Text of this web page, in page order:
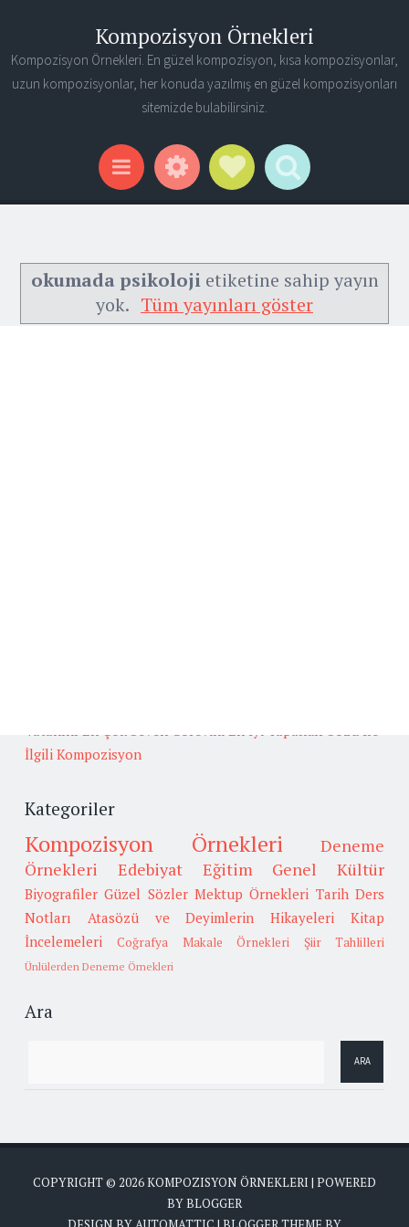
Kompozisyon Örnekleri
Kompozisyon Örnekleri. En güzel kompozisyon, kısa kompozisyonlar,
uzun kompozisyonlar, her konuda yazılmış en güzel kompozisyonları
sitemizde bulabilirsiniz.
Menu WidgetsSocial Links
Search
okumada psikolojietiketine sahip yayın
yok. Tüm yayınları göster
İlgili Kompozisyon
Kategoriler
Kompozisyon Örnekleri
Deneme
Örnekleri
Edebiyat Eğitim Genel Kültür
Biyografiler Güzel Sözler Mektup Örnekleri Tarih Ders
Notları
Atasözü ve Deyimlerin Hikayeleri
Kitap
İncelemeleri
Coğrafya Makale Örnekleri Şiir Tahlilleri
Ünlülerden Deneme Örnekleri
Ara
COPYRIGHT © 2026KOMPOZISYON ÖRNEKLERI | POWERED
BYBLOGGER